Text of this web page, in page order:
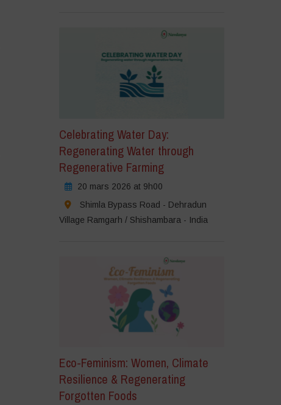
Celebrating Water Day:
Regenerating Water through
Regenerative Farming
20 mars 2026 at 9h00
Shimla Bypass Road - Dehradun
Village Ramgarh / Shishambara - India
Eco-Feminism: Women, Climate
Resilience & Regenerating
Forgotten Foods